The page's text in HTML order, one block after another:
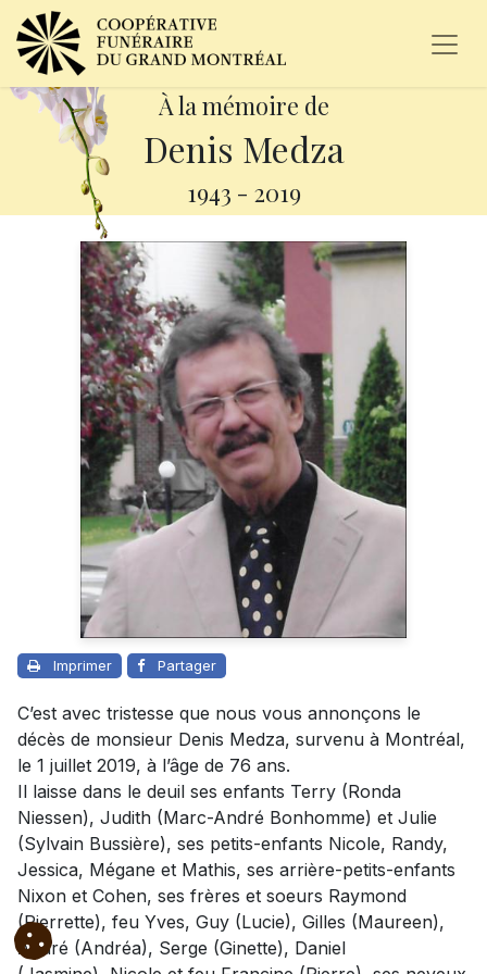
À la mémoire de
Denis Medza
1943 - 2019
Imprimer Partager
C’est avec tristesse que nous vous annonçons le
décès de monsieur Denis Medza, survenu à Montréal,
le 1 juillet 2019, à l’âge de 76 ans.
Il laisse dans le deuil ses enfants Terry (Ronda
Niessen), Judith (Marc-André Bonhomme) et Julie
(Sylvain Bussière), ses petits-enfants Nicole, Randy,
Jessica, Mégane et Mathis, ses arrière-petits-enfants
Nixon et Cohen, ses frères et soeurs Raymond
(Pierrette), feu Yves, Guy (Lucie), Gilles (Maureen),
André (Andréa), Serge (Ginette), Daniel